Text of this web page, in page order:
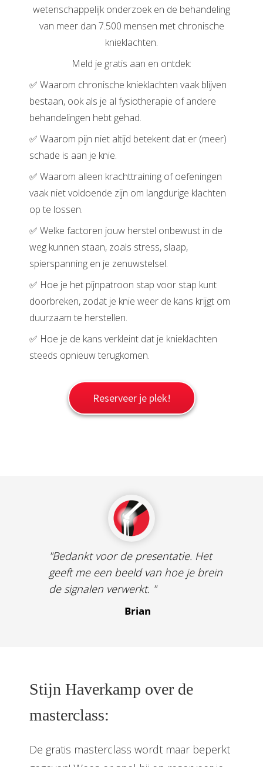
wetenschappelijk onderzoek en de behandeling
van meer dan 7.500 mensen met chronische
knieklachten.
Meld je gratis aan en ontdek:
✅ Waarom chronische knieklachten vaak blijven
bestaan, ook als je al fysiotherapie of andere
behandelingen hebt gehad.
✅ Waarom pijn niet altijd betekent dat er (meer)
schade is aan je knie.
✅ Waarom alleen krachttraining of oefeningen
vaak niet voldoende zijn om langdurige klachten
op te lossen.
✅ Welke factoren jouw herstel onbewust in de
weg kunnen staan, zoals stress, slaap,
spierspanning en je zenuwstelsel.
✅ Hoe je het pijnpatroon stap voor stap kunt
doorbreken, zodat je knie weer de kans krijgt om
duurzaam te herstellen.
✅ Hoe je de kans verkleint dat je knieklachten
steeds opnieuw terugkomen.
Reserveer je plek!
"Bedankt voor de presentatie. Het
geeft me een beeld van hoe je brein
de signalen verwerkt. "
Brian
Stijn Haverkamp over de
masterclass:
De gratis masterclass wordt maar beperkt